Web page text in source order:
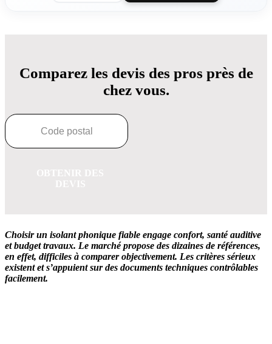
Comparez les devis des pros près de
chez vous.
Choisir un isolant phonique fiable engage confort, santé auditive
et budget travaux. Le marché propose des dizaines de références,
en effet, difficiles à comparer objectivement. Les critères sérieux
existent et s’appuient sur des documents techniques contrôlables
facilement.